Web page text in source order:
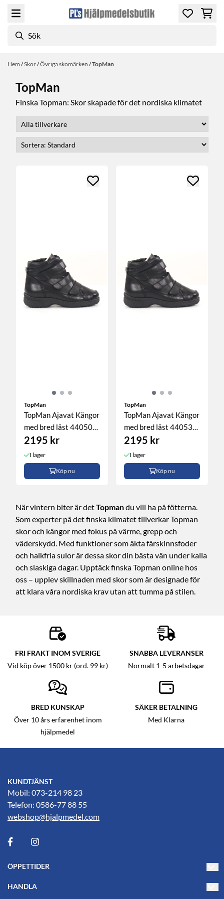
Hoppa till innehåll
Hem /Skor/Övriga skomärken /TopMan
TopMan
Finska Topman: Skor skapade för det nordiska klimatet
TopMan
TopMan Ajavat Kängor
med bred läst 44050
svart
2195 kr
I lager
Köp nu
TopMan
TopMan Ajavat Kängor
med bred läst 44053
svart
2195 kr
I lager
Köp nu
När vintern biter är detTopmandu vill ha på fötterna.
Som experter på det finska klimatet tillverkar Topman
skor och kängor med fokus på värme, grepp och
väderskydd. Med funktioner som äkta fårskinnsfoder
och halkfria sulor är dessa skor din bästa vän under kalla
och slaskiga dagar. Upptäck finska Topman online hos
oss – upplev skillnaden med skor som är designade för
att klara våra nordiska krav utan att tumma på stilen.
FRI FRAKT INOM SVERIGE
Vid köp över 1500 kr (ord. 99 kr)
SNABBA LEVERANSER
Normalt 1-5 arbetsdagar
BRED KUNSKAP
Över 10 års erfarenhet inom
hjälpmedel
SÄKER BETALNING
Med Klarna
KUNDTJÄNST
Mobil: 073-214 98 23
Telefon: 0586-77 88 55
webshop@hjalpmedel.com
ÖPPETTIDER
Fredag 10-15
HANDLA